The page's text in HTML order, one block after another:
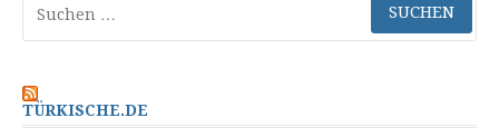
nach:
TÜRKISCHE.DE